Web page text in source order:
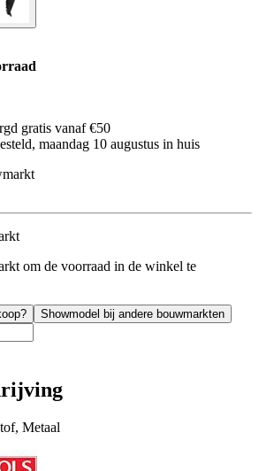
gratis vanaf €50
maandag 10 augustus in huis
om de voorraad in de winkel te
Showmodel bij andere bouwmarkten
Metaal